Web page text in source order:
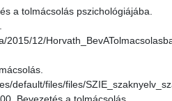
a tolmácsolás pszichológiájába.
2015/12/
default/files/files/